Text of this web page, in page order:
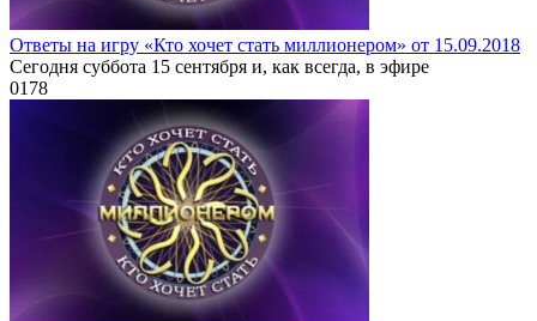
Ответы на игру «Кто хочет стать миллионером» от 15.09.2018
Сегодня суббота 15 сентября и, как всегда, в эфире
0178